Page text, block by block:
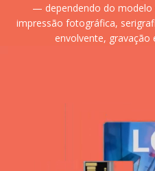
— dependendo do modelo
impressão fotográfica,
envolvente,